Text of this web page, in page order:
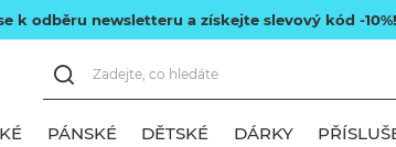
k odběru newsletteru a získejte slevový kód -10%!
PÁNSKÉ DĚTSKÉ DÁRKY